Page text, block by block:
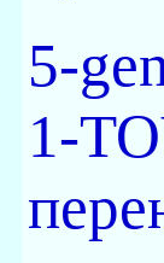
5-
1-